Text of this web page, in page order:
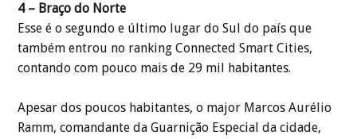
4 – Braço do Norte
Esse é o segundo e último lugar do Sul do país que
também entrou no ranking Connected Smart Cities,
contando com pouco mais de 29 mil habitantes.
Apesar dos poucos habitantes, o major Marcos Aurélio
Ramm, comandante da Guarnição Especial da cidade,